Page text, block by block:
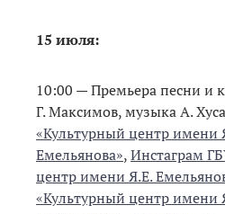
15 июля:
10:00 — Премьера песни и
Г. Максимов, музыка А.
«Культурный центр имени
Емельянова»,Инстаграм
центр имени Я.Е.
«Культурный центр имени